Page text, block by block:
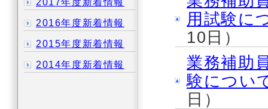
用試験に
10日）
業務補助
験につい
日）
2017年度新着情報
2016年度新着情報
2015年度新着情報
2014年度新着情報